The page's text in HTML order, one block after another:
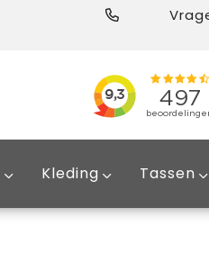
Kleding Tassen